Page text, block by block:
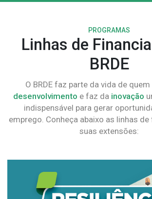
PROGRAMAS
Linhas de
BRDE
O BRDE faz parte da vida de
desenvolvimento e faz da inovação
indispensável para gerar
emprego. Conheça abaixo as linhas
suas extensões: